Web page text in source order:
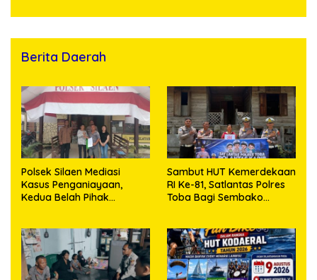
Berita Daerah
Polsek Silaen Mediasi
Kasus Penganiayaan,
Kedua Belah Pihak
Sambut HUT Kemerdekaan
RI Ke-81, Satlantas Polres
Toba Bagi Sembako